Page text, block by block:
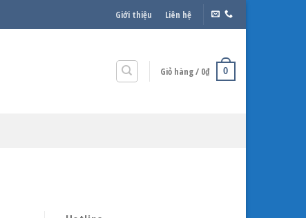
Giới thiệu Liên hệ
Giỏ hàng / 0₫ 0